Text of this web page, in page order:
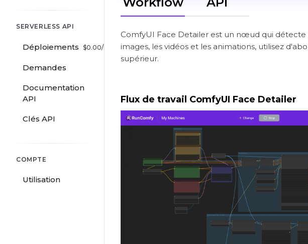
SERVERLESS API
Déploiements $0.00/hr
Demandes
Documentation
API
Clés API
COMPTE
Utilisation
ComfyUI Face Detailer est un nœud qui détecte
images, les vidéos et les animations, utilisez
supérieur.
Flux de travail ComfyUI Face Detailer